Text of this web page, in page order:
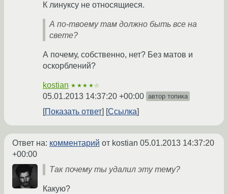
К линуксу не относящиеся.
А по-твоему там должно быть все на
свете?
А почему, собственно, нет? Без матов и
оскорблений?
kostian ★★★★☆
05.01.2013 14:37:20 +00:00 автор топика
Показать ответ Ссылка
Ответ на: комментарий от kostian 05.01.2013 14:37:20
+00:00
Так почему ты удалил эту тему?
Какую?